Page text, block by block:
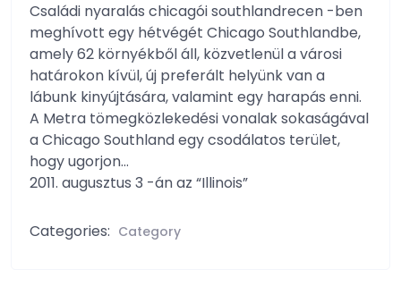
Családi nyaralás chicagói southlandrecen -ben
meghívott egy hétvégét Chicago Southlandbe,
amely 62 környékből áll, közvetlenül a városi
határokon kívül, új preferált helyünk van a
lábunk kinyújtására, valamint egy harapás enni.
A Metra tömegközlekedési vonalak sokaságával
a Chicago Southland egy csodálatos terület,
hogy ugorjon…
2011. augusztus 3 -án az “Illinois”
Categories: Category